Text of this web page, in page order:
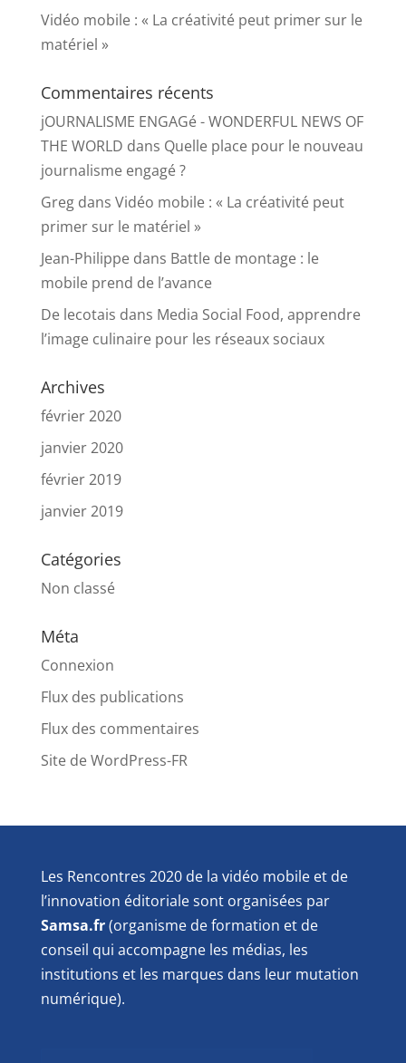
Vidéo mobile : « La créativité peut primer sur le
matériel »
Commentaires récents
jOURNALISME ENGAGé - WONDERFUL NEWS OF
THE WORLD dans Quelle place pour le nouveau
journalisme engagé ?
Gregdans Vidéo mobile : « La créativité peut
primer sur le matériel »
Jean-Philippedans Battle de montage : le
mobile prend de l’avance
De lecotais dans Media Social Food, apprendre
l’image culinaire pour les réseaux sociaux
Archives
février 2020
janvier 2020
février 2019
janvier 2019
Catégories
Non classé
Méta
Connexion
Flux des publications
Flux des commentaires
Site de WordPress-FR
Les Rencontres 2020 de la vidéo mobile et de
l’innovation éditoriale sont organisées par
Samsa.fr(organisme de formation et de
conseil qui accompagne les médias, les
institutions et les marques dans leur mutation
numérique).